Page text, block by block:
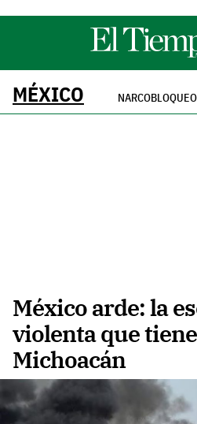
MÉXICO
México arde: la
violenta que
Michoacán